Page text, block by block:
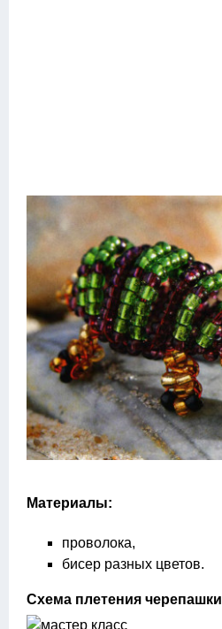
Материалы:
проволока,
бисер разных цветов.
Схема плетения черепашки